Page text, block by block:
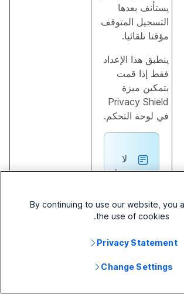
يستأنف بعدها
التسجيل المتوقف
مؤقتا تلقائيا.
ينطبق هذا الإعداد
فقط إذا قمت
بتمكين ميزة
Privacy Shield
في لوحة التحكم.
لا
ينط
هذا
الإع
إلا
ى
قيمة صحيحة
By continuing to use our website, you
the use of cookies.
Privacy Statement
Change Settings